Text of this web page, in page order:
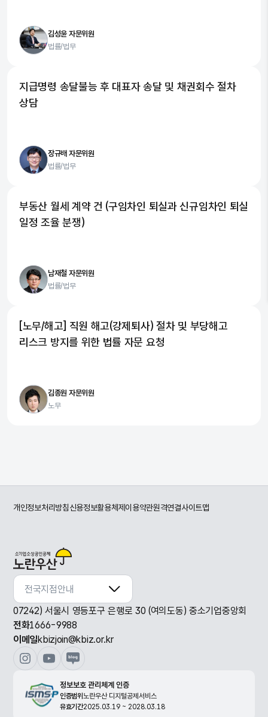
김성윤 자문위원
법률/법무
지급명령 송달불능 후 대표자 송달 및 채권회수 절차
상담
장규배 자문위원
법률/법무
부동산 월세 계약 건 (구임차인 퇴실과 신규임차인 퇴실
일정 조율 분쟁)
남재철 자문위원
법률/법무
[노무/해고] 직원 해고(강제퇴사) 절차 및 부당해고
리스크 방지를 위한 법률 자문 요청
김종원 자문위원
노무
개인정보처리방침신용정보활용체제이용약관원격연결사이트맵
전국지점안내
전국지점안내
07242) 서울시 영등포구 은행로 30 (여의도동) 중소기업중앙회
전화1666-9988
이메일kbizjoin@kbiz.or.kr
정보보호 관리체계 인증
인증범위노란우산 디지털공제서비스
유효기간2025.03.19 ~ 2028.03.18